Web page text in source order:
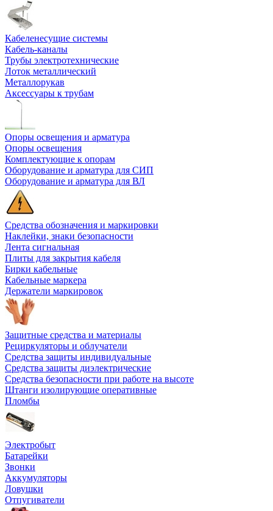
Кабеленесущие системы
Кабель-каналы
Трубы электротехнические
Лоток металлический
Металлорукав
Аксессуары к трубам
Опоры освещения и арматура
Опоры освещения
Комплектующие к опорам
Оборудование и арматура для СИП
Оборудование и арматура для ВЛ
Средства обозначения и маркировки
Наклейки, знаки безопасности
Лента сигнальная
Плиты для закрытия кабеля
Бирки кабельные
Кабельные маркера
Держатели маркировок
Защитные средства и материалы
Рециркуляторы и облучатели
Средства защиты индивидуальные
Средства защиты диэлектрические
Средства безопасности при работе на высоте
Штанги изолирующие оперативные
Пломбы
Электробыт
Батарейки
Звонки
Аккумуляторы
Ловушки
Отпугиватели